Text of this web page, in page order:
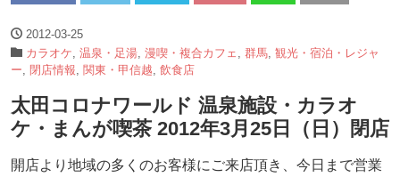
2012-03-25
カラオケ 温泉・足湯 漫喫・複合カフェ 群馬 観光・宿泊・レジャ
ー 閉店情報 関東・甲信越 飲食店
太田コロナワールド 温泉施設・カラオ
ケ・まんが喫茶 2012年3月25日（日）閉店
開店より地域の多くのお客様にご来店頂き、今日まで営業